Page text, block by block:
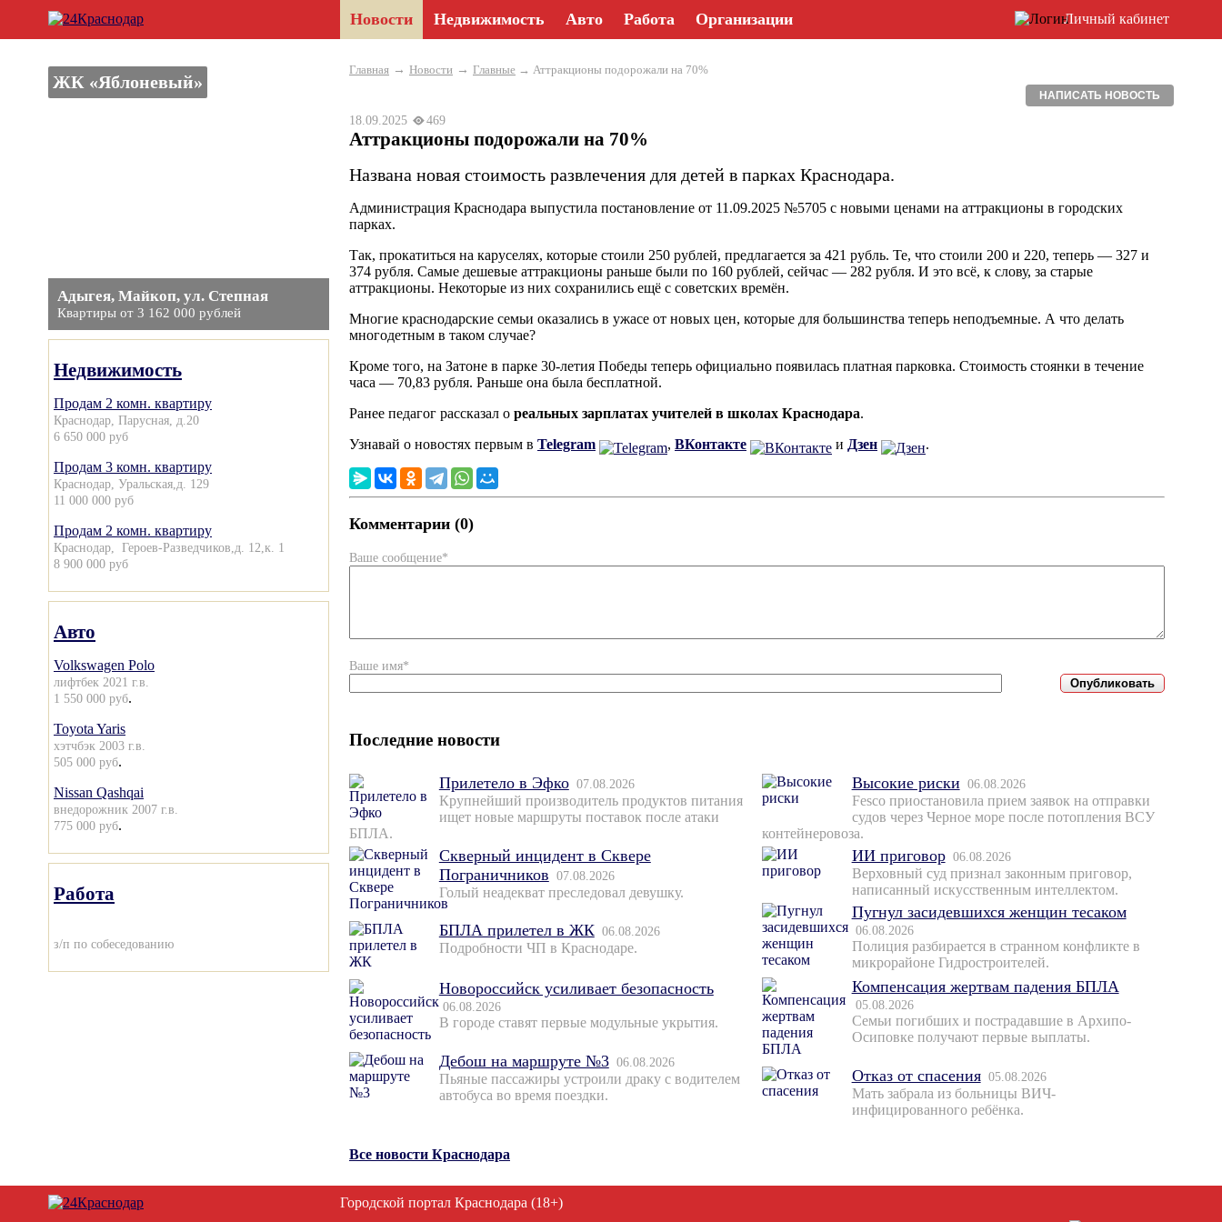
Новости Недвижимость Авто Работа Организации Личный кабинет
ЖК «Яблоневый»
Адыгея, Майкоп, ул. Степная
Квартиры от 3 162 000 рублей
Недвижимость
Продам 2 комн. квартиру
Краснодар, Парусная, д.20
6 650 000 руб
Продам 3 комн. квартиру
Краснодар, Уральская,д. 129
11 000 000 руб
Продам 2 комн. квартиру
Краснодар, Героев-Разведчиков,д. 12,к. 1
8 900 000 руб
Авто
Volkswagen Polo
лифтбек 2021 г.в.
1 550 000 руб.
Toyota Yaris
хэтчбэк 2003 г.в.
505 000 руб.
Nissan Qashqai
внедорожник 2007 г.в.
775 000 руб.
Работа
з/п по собеседованию
Главная → Новости → Главные → Аттракционы подорожали на 70%
НАПИСАТЬ НОВОСТЬ
18.09.2025 469
Аттракционы подорожали на 70%
Названа новая стоимость развлечения для детей в парках Краснодара.
Администрация Краснодара выпустила постановление от 11.09.2025 №5705 с новыми ценами на аттракционы в городских
парках.
Так, прокатиться на каруселях, которые стоили 250 рублей, предлагается за 421 рубль. Те, что стоили 200 и 220, теперь — 327 и
374 рубля. Самые дешевые аттракционы раньше были по 160 рублей, сейчас — 282 рубля. И это всё, к слову, за старые
аттракционы. Некоторые из них сохранились ещё с советских времён.
Многие краснодарские семьи оказались в ужасе от новых цен, которые для большинства теперь неподъемные. А что делать
многодетным в таком случае?
Кроме того, на Затоне в парке 30-летия Победы теперь официально появилась платная парковка. Стоимость стоянки в течение
часа — 70,83 рубля. Раньше она была бесплатной.
Ранее педагог рассказал о реальных зарплатах учителей в школах Краснодара.
Узнавай о новостях первым в Telegram , ВКонтакте и Дзен .
Комментарии (0)
Ваше сообщение*
Ваше имя*
Последние новости
Прилетело в Эфко 07.08.2026
Крупнейший производитель продуктов питания
ищет новые маршруты поставок после атаки
БПЛА.
Скверный инцидент в Сквере
Пограничников 07.08.2026
Голый неадекват преследовал девушку.
БПЛА прилетел в ЖК 06.08.2026
Подробности ЧП в Краснодаре.
Новороссийск усиливает безопасность
06.08.2026
В городе ставят первые модульные укрытия.
Дебош на маршруте №3 06.08.2026
Пьяные пассажиры устроили драку с водителем
автобуса во время поездки.
Высокие риски 06.08.2026
Fesco приостановила прием заявок на отправки
судов через Черное море после потопления ВСУ
контейнеровоза.
ИИ приговор 06.08.2026
Верховный суд признал законным приговор,
написанный искусственным интеллектом.
Пугнул засидевшихся женщин тесаком
06.08.2026
Полиция разбирается в странном конфликте в
микрорайоне Гидростроителей.
Компенсация жертвам падения БПЛА
05.08.2026
Семьи погибших и пострадавшие в Архипо-
Осиповке получают первые выплаты.
Отказ от спасения 05.08.2026
Мать забрала из больницы ВИЧ-
инфицированного ребёнка.
Все новости Краснодара
Городской портал Краснодара (18+)